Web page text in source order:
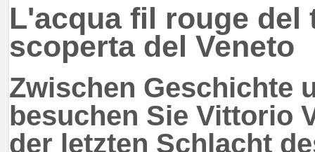
L'acqua fil rouge del
scoperta del Veneto
Zwischen Geschichte
besuchen Sie Vittorio
der letzten Schlacht